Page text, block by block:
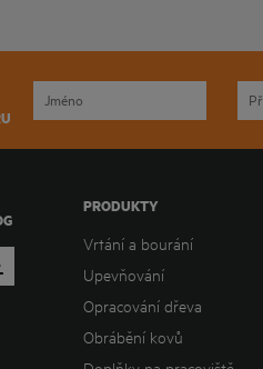
PRODUKTY
Vrtání a bourání
Upevňování
Opracování dřeva
Obrábění kovů